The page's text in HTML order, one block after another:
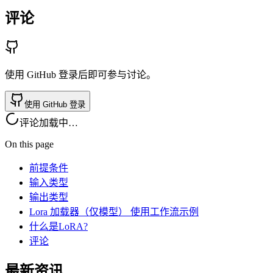
评论
使用 GitHub 登录后即可参与讨论。
使用 GitHub 登录
评论加载中…
On this page
前提条件
输入类型
输出类型
Lora 加载器（仅模型） 使用工作流示例
什么是LoRA?
评论